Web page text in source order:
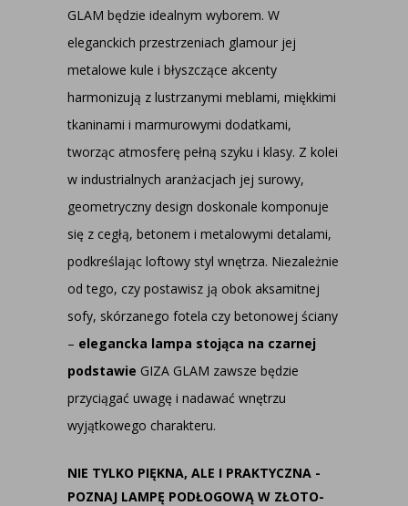
GLAM będzie idealnym wyborem. W
eleganckich przestrzeniach glamour jej
metalowe kule i błyszczące akcenty
harmonizują z lustrzanymi meblami, miękkimi
tkaninami i marmurowymi dodatkami,
tworząc atmosferę pełną szyku i klasy. Z kolei
w industrialnych aranżacjach jej surowy,
geometryczny design doskonale komponuje
się z cegłą, betonem i metalowymi detalami,
podkreślając loftowy styl wnętrza. Niezależnie
od tego, czy postawisz ją obok aksamitnej
sofy, skórzanego fotela czy betonowej ściany
– elegancka lampa stojąca na czarnej
podstawie GIZA GLAM zawsze będzie
przyciągać uwagę i nadawać wnętrzu
wyjątkowego charakteru.
NIE TYLKO PIĘKNA, ALE I PRAKTYCZNA -
POZNAJ LAMPĘ PODŁOGOWĄ W ZŁOTO-